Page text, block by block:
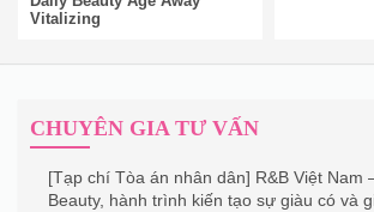
Vitalizing
CHUYÊN GIA TƯ VẤN
[Tạp chí Tòa án nhân dân] R&B Việt Nam
Beauty, hành trình kiến tạo sự giàu có và